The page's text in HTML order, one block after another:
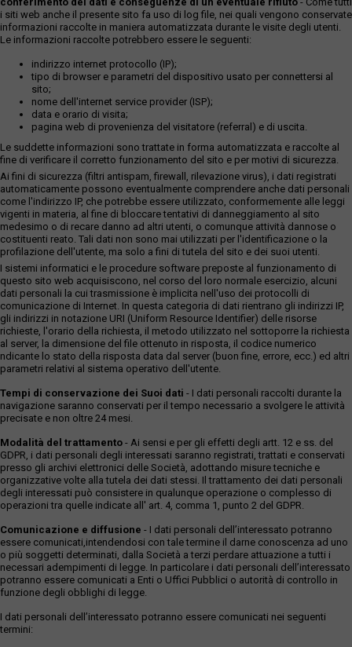
i siti web anche il presente sito fa uso di log file, nei quali vengono conservate
informazioni raccolte in maniera automatizzata durante le visite degli utenti.
Le informazioni raccolte potrebbero essere le seguenti:
indirizzo internet protocollo (IP);
tipo di browser e parametri del dispositivo usato per connettersi al
sito;
nome dell'internet service provider (ISP);
data e orario di visita;
pagina web di provenienza del visitatore (referral) e di uscita.
Le suddette informazioni sono trattate in forma automatizzata e raccolte al
fine di verificare il corretto funzionamento del sito e per motivi di sicurezza.
Ai fini di sicurezza (filtri antispam, firewall, rilevazione virus), i dati registrati
automaticamente possono eventualmente comprendere anche dati personali
come l'indirizzo IP, che potrebbe essere utilizzato, conformemente alle leggi
vigenti in materia, al fine di bloccare tentativi di danneggiamento al sito
medesimo o di recare danno ad altri utenti, o comunque attività dannose o
costituenti reato. Tali dati non sono mai utilizzati per l'identificazione o la
profilazione dell'utente, ma solo a fini di tutela del sito e dei suoi utenti.
I sistemi informatici e le procedure software preposte al funzionamento di
questo sito web acquisiscono, nel corso del loro normale esercizio, alcuni
dati personali la cui trasmissione è implicita nell'uso dei protocolli di
comunicazione di Internet. In questa categoria di dati rientrano gli indirizzi IP,
gli indirizzi in notazione URI (Uniform Resource Identifier) delle risorse
richieste, l'orario della richiesta, il metodo utilizzato nel sottoporre la richiesta
al server, la dimensione del file ottenuto in risposta, il codice numerico
ndicante lo stato della risposta data dal server (buon fine, errore, ecc.) ed altri
parametri relativi al sistema operativo dell'utente.
Tempi di conservazione dei Suoi dati - I dati personali raccolti durante la
navigazione saranno conservati per il tempo necessario a svolgere le attività
precisate e non oltre 24 mesi.
Modalità del trattamento - Ai sensi e per gli effetti degli artt. 12 e ss. del
GDPR, i dati personali degli interessati saranno registrati, trattati e conservati
presso gli archivi elettronici delle Società, adottando misure tecniche e
organizzative volte alla tutela dei dati stessi. Il trattamento dei dati personali
degli interessati può consistere in qualunque operazione o complesso di
operazioni tra quelle indicate all' art. 4, comma 1, punto 2 del GDPR.
Comunicazione e diffusione - I dati personali dell’interessato potranno
essere comunicati,intendendosi con tale termine il darne conoscenza ad uno
o più soggetti determinati, dalla Società a terzi perdare attuazione a tutti i
necessari adempimenti di legge. In particolare i dati personali dell’interessato
potranno essere comunicati a Enti o Uffici Pubblici o autorità di controllo in
funzione degli obblighi di legge.
I dati personali dell’interessato potranno essere comunicati nei seguenti
termini: